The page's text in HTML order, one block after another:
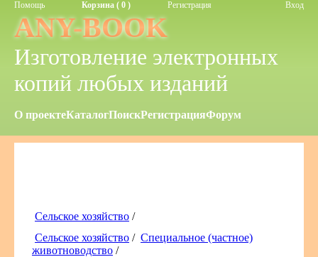
Помощь Корзина ( 0 ) Регистрация Вход
ANY-BOOK
Изготовление электронных
копий любых изданий
О проектеКаталогПоискРегистрацияФорум
Сельское хозяйство /
Сельское хозяйство / Специальное (частное)
животноводство /